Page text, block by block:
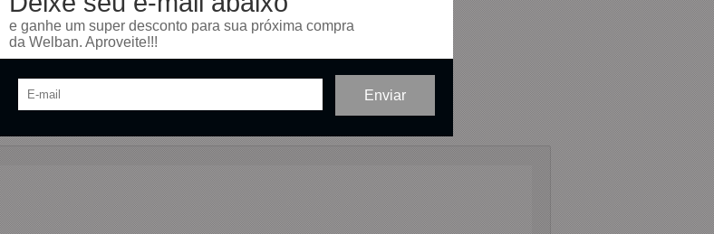
e ganhe um super desconto para sua próxima compra
da Welban. Aproveite!!!